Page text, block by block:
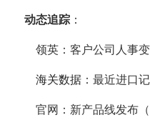
动态追踪 ：
领英：客户公司人事
海关数据 ：最近进口
官网：新产品线发布（